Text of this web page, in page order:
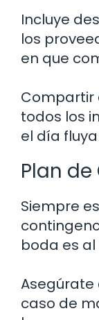
Incluye
los
en que
Compartir
todos los
el día
Plan
Siempre
boda es al
caso de